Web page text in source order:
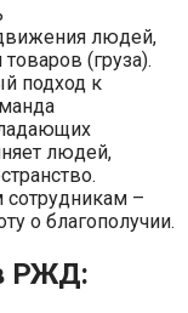
людей,
(груза).
подход к
людей,
–
о благополучии.
РЖД: